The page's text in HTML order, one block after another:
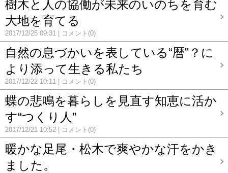
樹木と人の協働が未来のいのちを育む
大地を育てる
2017/12/25 09:31 コメント(0)
自然の息づかいを表している“暦”？に
より添って生きる私たち
2017/12/22 10:11 コメント(0)
蝶の悲鳴を暮らしを見直す知恵に活か
す“つくり人”
2017/12/21 10:52 コメント(0)
暖かな足尾・松木で爽やかな汗をかき
ました。